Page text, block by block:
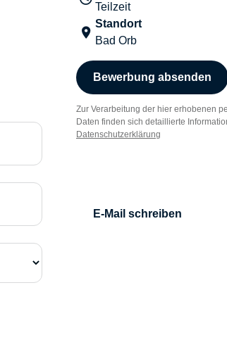
Teilzeit
Standort
Bad Orb
Bewerbung absenden
Zur Verarbeitung der hier erhobenen
Daten finden sich detaillierte
Datenschutzerklärung
E-Mail schreiben